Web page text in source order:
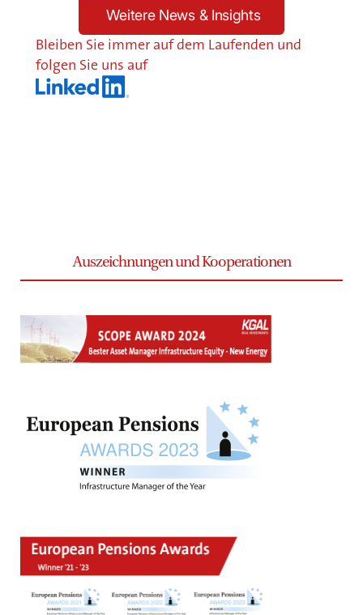
Weitere News & Insights
Bleiben Sie immer auf dem Laufenden und
folgen Sie uns auf
Auszeichnungen und Kooperationen